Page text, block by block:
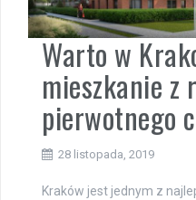
Warto w
mieszkanie z
pierwotnego
28 listopada, 2019
Kraków jest jednym z